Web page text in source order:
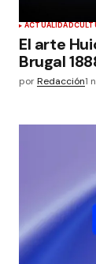
ACTUALIDAD
El arte
Brugal
porRedacción1